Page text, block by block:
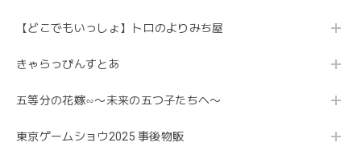
【どこでもいっしょ】トロのよりみち屋
きゃらっぴんすとあ
五等分の花嫁∽〜未来の五つ子たちへ〜
東京ゲームショウ2025 事後物販